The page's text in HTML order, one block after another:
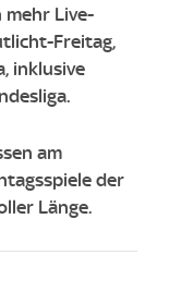
mehr Live-
Freitag,
inklusive
am
der
Länge.